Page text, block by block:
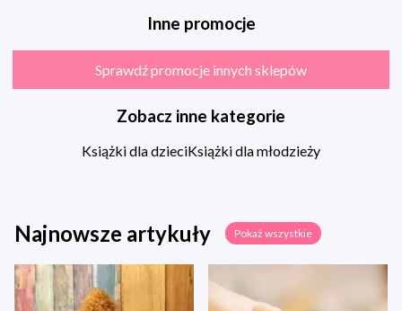
Inne promocje
Sprawdź promocje innych sklepów
Zobacz inne kategorie
Książki dla dzieciKsiążki dla młodzieży
Najnowsze artykuły Pokaż wszystkie